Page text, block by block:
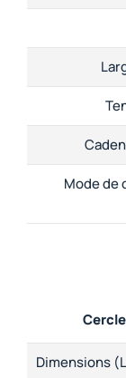
Mode de
Dimensions